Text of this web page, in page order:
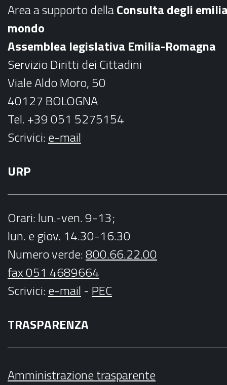
k
a
m
Area a supporto dellaConsulta degli
mondo
Assemblea legislativa Emilia-Romagna
Servizio Diritti dei Cittadini
Viale Aldo Moro, 50
40127 BOLOGNA
Tel. +39 051 5275154
Scrivici:e-mail
URP
Orari: lun.-ven. 9-13;
lun. e giov. 14.30-16.30
Numero verde:800.66.22.00
fax 051 4689664
Scrivici:e-mail - PEC
TRASPARENZA
Amministrazione trasparente